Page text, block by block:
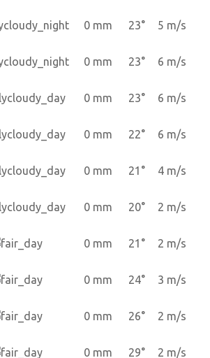
0 mm 23° 5 m/s
0 mm 23° 6 m/s
0 mm 23° 6 m/s
0 mm 22° 6 m/s
0 mm 21° 4 m/s
0 mm 20° 2 m/s
0 mm 21° 2 m/s
0 mm 24° 3 m/s
0 mm 26° 2 m/s
0 mm 29° 2 m/s